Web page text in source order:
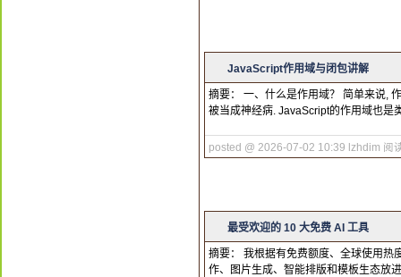
JavaScript作用域与闭包讲解
摘要： 一、什么是作用域？ 简单来说,
被当成神经病. JavaScript的作用域也是
posted @ 2026-07-02 10:39 lzhdim 阅
最受欢迎的 10 大免费 AI 工具
摘要： 我根据有免费额度、全球使用热
作、图片生成、智能排版和模板生态放